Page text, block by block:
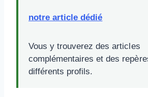
notre article dédié
Vous y trouverez des articles
complémentaires et des
différents profils.